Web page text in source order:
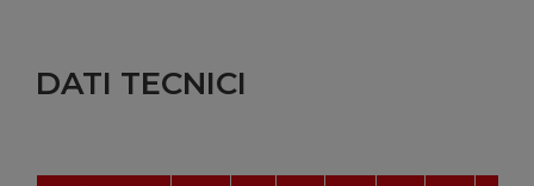
DATI TECNICI